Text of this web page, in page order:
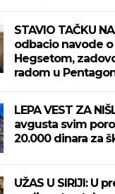
STAVIO TAČKU
odbacio navode o
Hegsetom,
radom u
LEPA VEST ZA
avgusta svim
20.000 dinara za
UŽAS U SIRIJI: U